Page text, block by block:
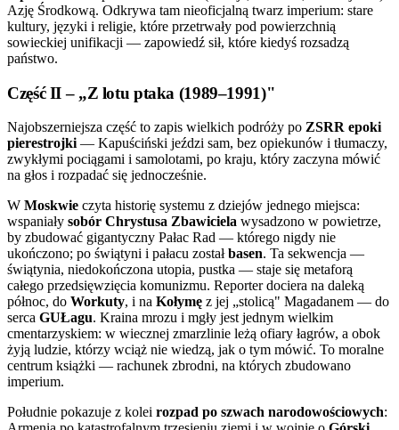
Azję Środkową. Odkrywa tam nieoficjalną twarz imperium: stare
kultury, języki i religie, które przetrwały pod powierzchnią
sowieckiej unifikacji — zapowiedź sił, które kiedyś rozsadzą
państwo.
Część II – „Z lotu ptaka (1989–1991)"
Najobszerniejsza część to zapis wielkich podróży po ZSRR epoki
pierestrojki — Kapuściński jeździ sam, bez opiekunów i tłumaczy,
zwykłymi pociągami i samolotami, po kraju, który zaczyna mówić
na głos i rozpadać się jednocześnie.
W Moskwie czyta historię systemu z dziejów jednego miejsca:
wspaniały sobór Chrystusa Zbawiciela wysadzono w powietrze,
by zbudować gigantyczny Pałac Rad — którego nigdy nie
ukończono; po świątyni i pałacu zostałbasen. Ta sekwencja —
świątynia, niedokończona utopia, pustka — staje się metaforą
całego przedsięwzięcia komunizmu. Reporter dociera na daleką
północ, do Workuty, i na Kołymę z jej „stolicą" Magadanem — do
serca GUŁagu. Kraina mrozu i mgły jest jednym wielkim
cmentarzyskiem: w wiecznej zmarzlinie leżą ofiary łagrów, a obok
żyją ludzie, którzy wciąż nie wiedzą, jak o tym mówić. To moralne
centrum książki — rachunek zbrodni, na których zbudowano
imperium.
Południe pokazuje z kolei rozpad po szwach narodowościowych: